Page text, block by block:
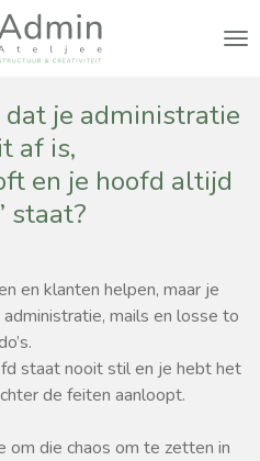
je administratie
af is,
en je hoofd altijd
staat?
en klanten helpen, maar je
mails en losse to
staat nooit stil en je hebt het
de feiten aanloopt.
die chaos om te zetten in